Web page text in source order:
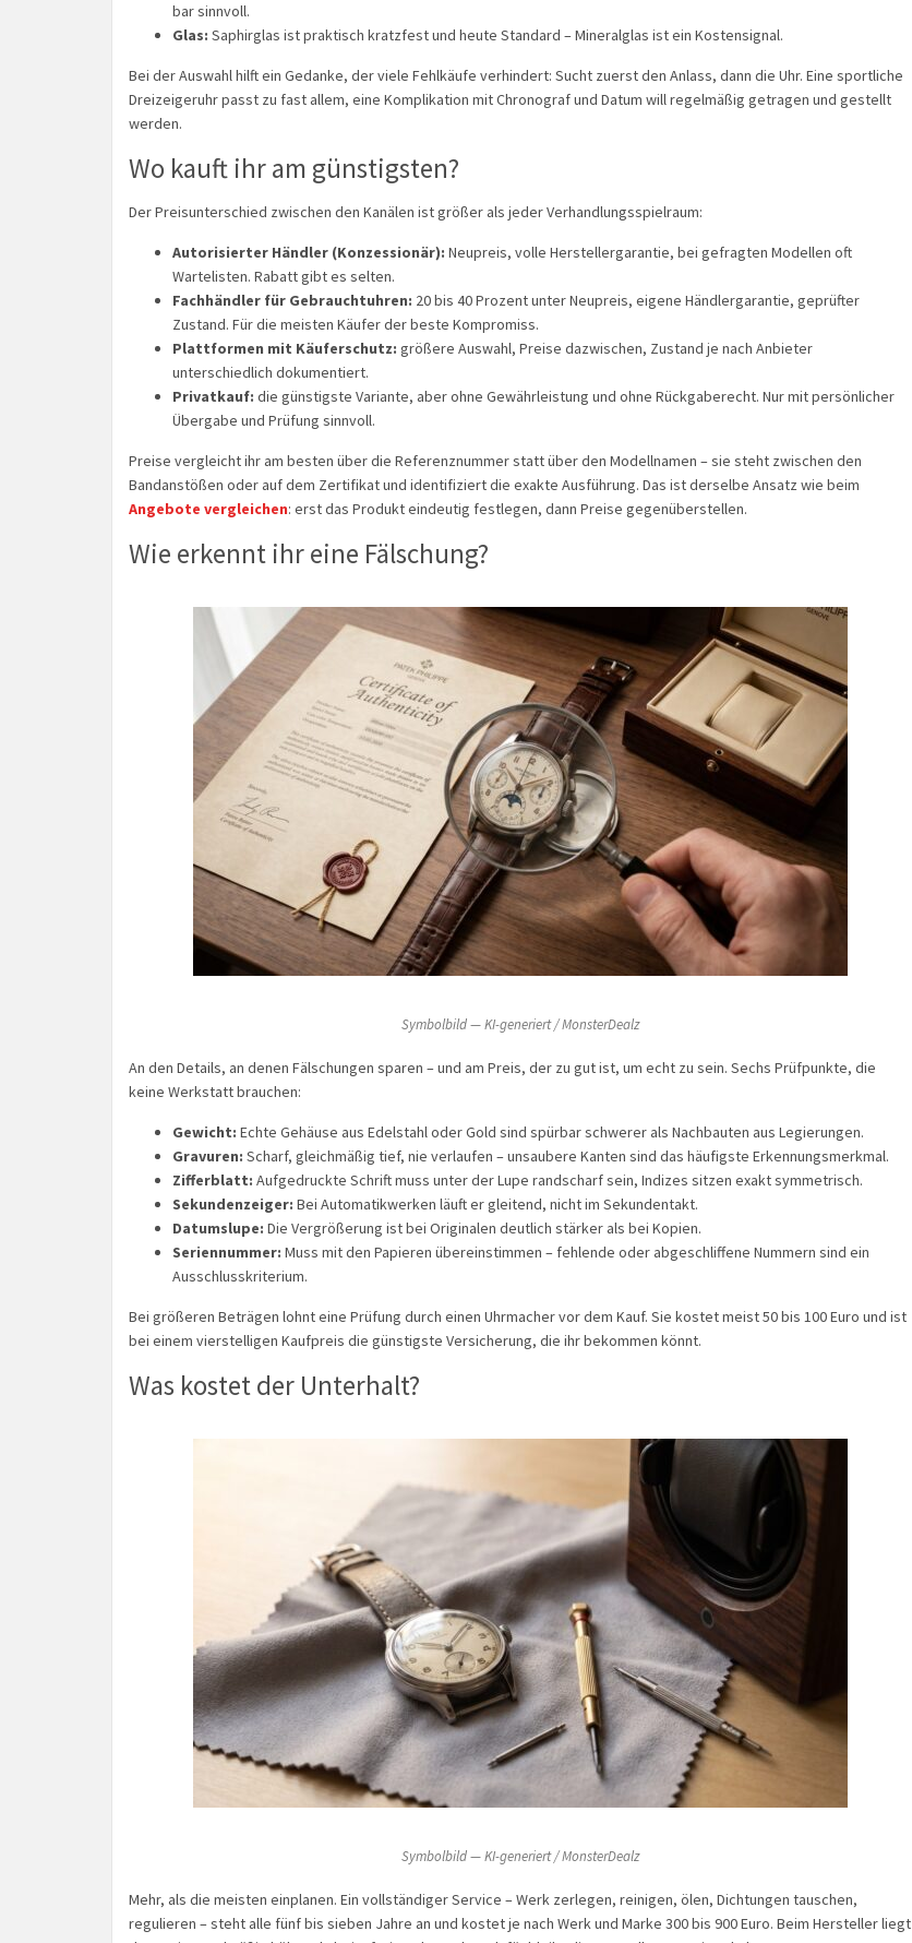
bar sinnvoll.
Glas: Saphirglas ist praktisch kratzfest und heute Standard – Mineralglas ist ein Kostensignal.
Bei der Auswahl hilft ein Gedanke, der viele Fehlkäufe verhindert: Sucht zuerst den Anlass, dann die Uhr. Eine sportliche
Dreizeigeruhr passt zu fast allem, eine Komplikation mit Chronograf und Datum will regelmäßig getragen und gestellt
werden.
Wo kauft ihr am günstigsten?
Der Preisunterschied zwischen den Kanälen ist größer als jeder Verhandlungsspielraum:
Autorisierter Händler (Konzessionär): Neupreis, volle Herstellergarantie, bei gefragten Modellen oft
Wartelisten. Rabatt gibt es selten.
Fachhändler für Gebrauchtuhren: 20 bis 40 Prozent unter Neupreis, eigene Händlergarantie, geprüfter
Zustand. Für die meisten Käufer der beste Kompromiss.
Plattformen mit Käuferschutz: größere Auswahl, Preise dazwischen, Zustand je nach Anbieter
unterschiedlich dokumentiert.
Privatkauf: die günstigste Variante, aber ohne Gewährleistung und ohne Rückgaberecht. Nur mit persönlicher
Übergabe und Prüfung sinnvoll.
Preise vergleicht ihr am besten über die Referenznummer statt über den Modellnamen – sie steht zwischen den
Bandanstößen oder auf dem Zertifikat und identifiziert die exakte Ausführung. Das ist derselbe Ansatz wie beim
Angebote vergleichen: erst das Produkt eindeutig festlegen, dann Preise gegenüberstellen.
Wie erkennt ihr eine Fälschung?
Symbolbild — KI-generiert / MonsterDealz
An den Details, an denen Fälschungen sparen – und am Preis, der zu gut ist, um echt zu sein. Sechs Prüfpunkte, die
keine Werkstatt brauchen:
Gewicht: Echte Gehäuse aus Edelstahl oder Gold sind spürbar schwerer als Nachbauten aus Legierungen.
Gravuren: Scharf, gleichmäßig tief, nie verlaufen – unsaubere Kanten sind das häufigste Erkennungsmerkmal.
Zifferblatt: Aufgedruckte Schrift muss unter der Lupe randscharf sein, Indizes sitzen exakt symmetrisch.
Sekundenzeiger: Bei Automatikwerken läuft er gleitend, nicht im Sekundentakt.
Datumslupe: Die Vergrößerung ist bei Originalen deutlich stärker als bei Kopien.
Seriennummer: Muss mit den Papieren übereinstimmen – fehlende oder abgeschliffene Nummern sind ein
Ausschlusskriterium.
Bei größeren Beträgen lohnt eine Prüfung durch einen Uhrmacher vor dem Kauf. Sie kostet meist 50 bis 100 Euro und ist
bei einem vierstelligen Kaufpreis die günstigste Versicherung, die ihr bekommen könnt.
Was kostet der Unterhalt?
Symbolbild — KI-generiert / MonsterDealz
Mehr, als die meisten einplanen. Ein vollständiger Service – Werk zerlegen, reinigen, ölen, Dichtungen tauschen,
regulieren – steht alle fünf bis sieben Jahre an und kostet je nach Werk und Marke 300 bis 900 Euro. Beim Hersteller liegt